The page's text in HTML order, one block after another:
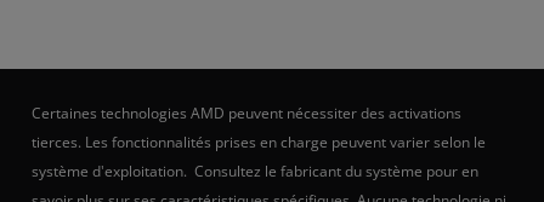
Certaines technologies AMD peuvent nécessiter des activations
tierces. Les fonctionnalités prises en charge peuvent varier selon le
système d'exploitation. Consultez le fabricant du système pour en